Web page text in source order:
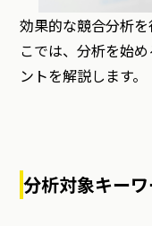
効果的な競合分析
こでは、分析を始
ントを解説します。
分析対象キー